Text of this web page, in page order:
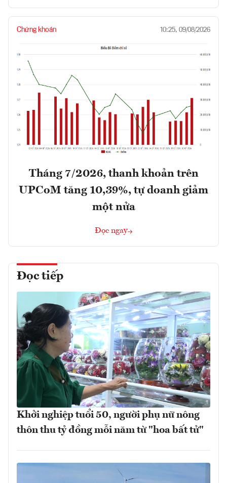
Chứng khoán 10:25, 09/08/2026
Tháng 7/2026, thanh khoản trên
UPCoM tăng 10,39%, tự doanh giảm
một nửa
Đọc ngay
Đọc tiếp
Khởi nghiệp tuổi 50, người phụ nữ nông
thôn thu tỷ đồng mỗi năm từ "hoa bất tử"